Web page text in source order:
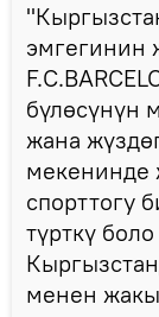
эмгегинин
бүлөсүнүн
жана
мекенинде
спорттогу
түрткү
менен